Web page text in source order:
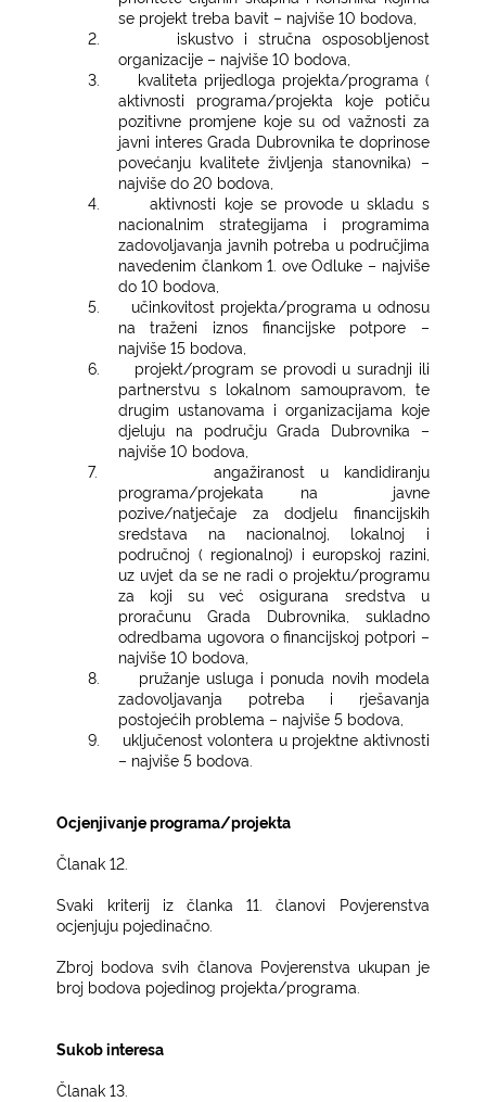
se projekt treba bavit – najviše 10 bodova,
2.
iskustvo i stručna osposobljenost
organizacije – najviše 10 bodova,
3.
kvaliteta prijedloga projekta/programa (
aktivnosti programa/projekta koje potiču
pozitivne promjene koje su od važnosti za
javni interes Grada Dubrovnika te doprinose
povećanju kvalitete življenja stanovnika) –
najviše do 20 bodova,
4.
aktivnosti koje se provode u skladu s
nacionalnim strategijama i programima
zadovoljavanja javnih potreba u područjima
navedenim člankom 1. ove Odluke – najviše
do 10 bodova,
5.
učinkovitost projekta/programa u odnosu
na traženi iznos financijske potpore –
najviše 15 bodova,
6.
projekt/program se provodi u suradnji ili
partnerstvu s lokalnom samoupravom, te
drugim ustanovama i organizacijama koje
djeluju na području Grada Dubrovnika –
najviše 10 bodova,
7.
angažiranost u kandidiranju
programa/projekata na
javne
pozive/natječaje za dodjelu financijskih
sredstava na nacionalnoj, lokalnoj i
područnoj ( regionalnoj) i europskoj razini,
uz uvjet da se ne radi o projektu/programu
za koji su već osigurana sredstva u
proračunu Grada Dubrovnika, sukladno
odredbama ugovora o financijskoj potpori –
najviše 10 bodova,
8.
pružanje usluga i ponuda novih modela
zadovoljavanja potreba i rješavanja
postojećih problema – najviše 5 bodova,
9.
uključenost volontera u projektne aktivnosti
– najviše 5 bodova.
Ocjenjivanje programa/projekta
Članak 12.
Svaki kriterij iz članka 11. članovi Povjerenstva
ocjenjuju pojedinačno.
Zbroj bodova svih članova Povjerenstva ukupan je
broj bodova pojedinog projekta/programa.
Sukob interesa
Članak 13.